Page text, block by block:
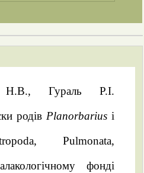
Н.В., Гураль Р.І.
родів Planorbarius і
Pulmonata,
фонді